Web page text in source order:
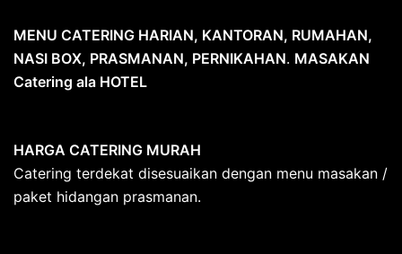
MENU CATERING HARIAN, KANTORAN, RUMAHAN,
NASI BOX, PRASMANAN, PERNIKAHAN. MASAKAN
Catering ala HOTEL
HARGA CATERING MURAH
Catering terdekat disesuaikan dengan menu masakan /
paket hidangan prasmanan.